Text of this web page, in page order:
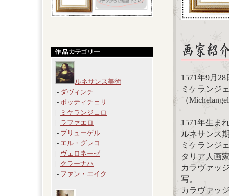
ルネサンス美術
|- ダヴィンチ
|- ボッティチェリ
|- ミケランジェロ
|- ラファエロ
|- ブリューゲル
|- エル・グレコ
|- ヴェロネーゼ
|- クラーナハ
|- ファン・エイク
1571年9月
ミケランジ
（
1571年生ま
ルネサンス
ミケランジ
タリア人画
カラヴァッ
写。
カラヴァッ